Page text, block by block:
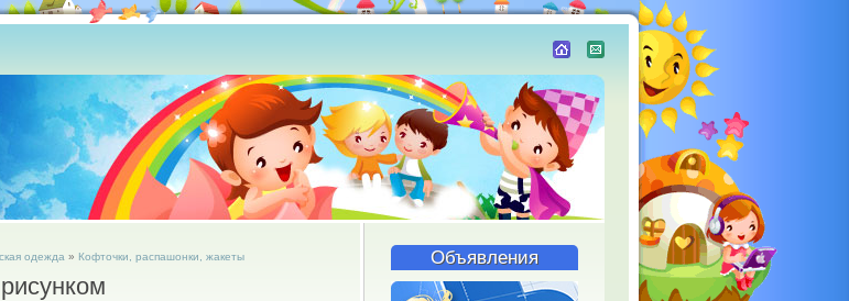
одежда » Кофточки, распашонки, жакеты Объявления